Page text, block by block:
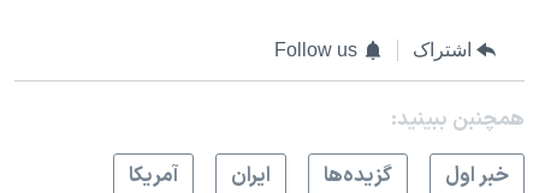
اشتراک Follow us
همچنبن ببینید:
خبر اول
گزيده‌ها ايران آمريکا